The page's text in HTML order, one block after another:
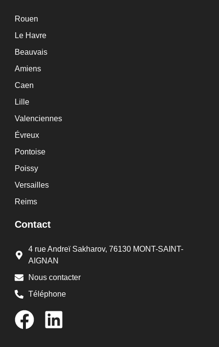
Rouen
Le Havre
Beauvais
Amiens
Caen
Lille
Valenciennes
Évreux
Pontoise
Poissy
Versailles
Reims
Contact
4 rue Andreï Sakharov, 76130 MONT-SAINT-
AIGNAN
Nous contacter
Téléphone